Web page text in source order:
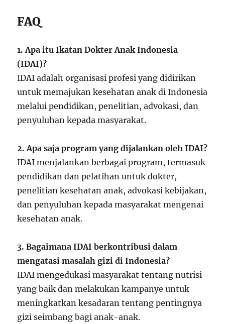
FAQ
1. Apa itu Ikatan Dokter Anak Indonesia
(IDAI)?
IDAI adalah organisasi profesi yang didirikan
untuk memajukan kesehatan anak di Indonesia
melalui pendidikan, penelitian, advokasi, dan
penyuluhan kepada masyarakat.
2. Apa saja program yang dijalankan oleh IDAI?
IDAI menjalankan berbagai program, termasuk
pendidikan dan pelatihan untuk dokter,
penelitian kesehatan anak, advokasi kebijakan,
dan penyuluhan kepada masyarakat mengenai
kesehatan anak.
3. Bagaimana IDAI berkontribusi dalam
mengatasi masalah gizi di Indonesia?
IDAI mengedukasi masyarakat tentang nutrisi
yang baik dan melakukan kampanye untuk
meningkatkan kesadaran tentang pentingnya
gizi seimbang bagi anak-anak.